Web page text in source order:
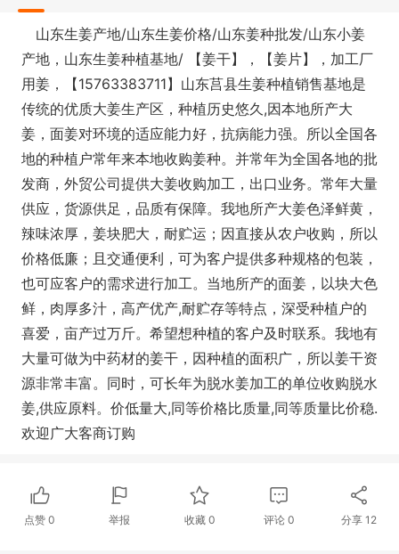
山东生姜产地/山东生姜价格/山东姜种批发/山东小姜
产地，山东生姜种植基地/ 【姜干】，【姜片】，加工厂
用姜，【15763383711】山东莒县生姜种植销售基地是
传统的优质大姜生产区，种植历史悠久,因本地所产大
姜，面姜对环境的适应能力好，抗病能力强。所以全国各
地的种植户常年来本地收购姜种。并常年为全国各地的批
发商，外贸公司提供大姜收购加工，出口业务。常年大量
供应，货源供足，品质有保障。我地所产大姜色泽鲜黄，
辣味浓厚，姜块肥大，耐贮运；因直接从农户收购，所以
价格低廉；且交通便利，可为客户提供多种规格的包装，
也可应客户的需求进行加工。当地所产的面姜，以块大色
鲜，肉厚多汁，高产优产,耐贮存等特点，深受种植户的
喜爱，亩产过万斤。希望想种植的客户及时联系。我地有
大量可做为中药材的姜干，因种植的面积广，所以姜干资
源非常丰富。同时，可长年为脱水姜加工的单位收购脱水
姜,供应原料。价低量大,同等价格比质量,同等质量比价稳.
欢迎广大客商订购
点赞0 举报 收藏 0 评论0 分享12